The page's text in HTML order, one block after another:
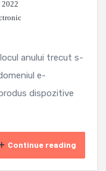
2022
anului trecut s-
e-
dispozitive
Continue reading